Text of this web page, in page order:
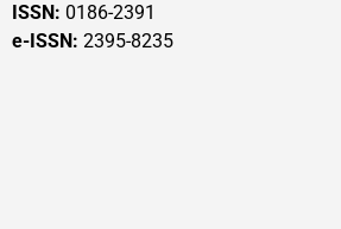
ISSN: 0186-2391
e-ISSN: 2395-8235